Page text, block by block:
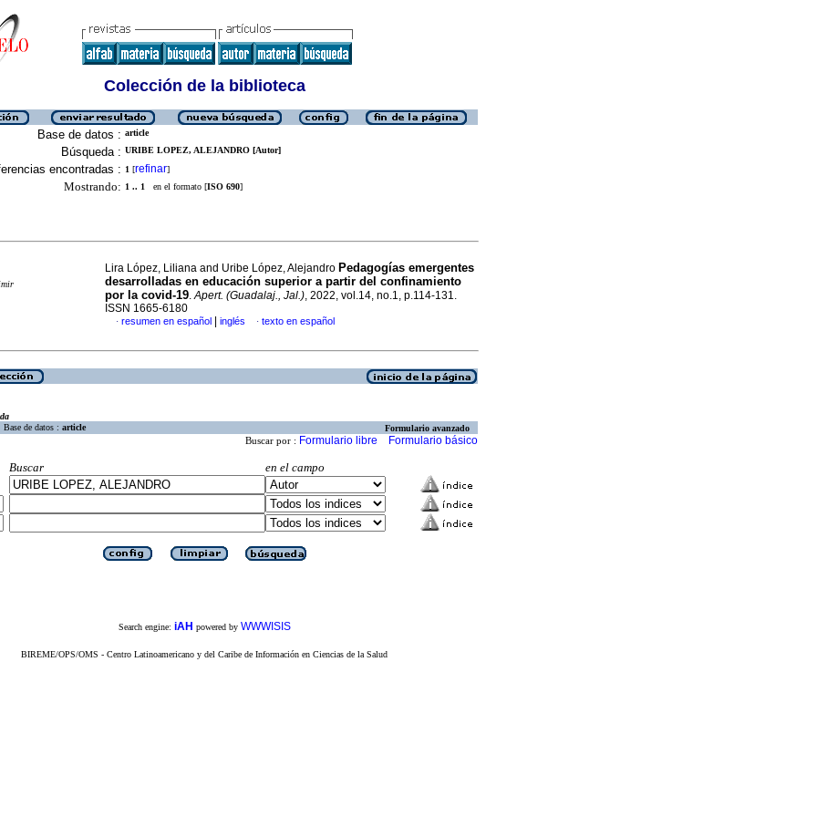
Colección de la biblioteca
Base de datos : article
Búsqueda : URIBE LOPEZ, ALEJANDRO [Autor]
encontradas : 1 [refinar]
Mostrando: 1 .. 1 en el formato [ISO 690]
Lira López, Liliana and Uribe López, Alejandro Pedagogías emergentes
desarrolladas en educación superior a partir del confinamiento
por la covid-19.Apert. (Guadalaj., Jal.), 2022, vol.14, no.1, p.114-131.
ISSN 1665-6180
· resumen en español inglés · texto en español
Base de datos : article Formulario avanzado
Buscar por : Formulario libre Formulario básico
Buscar
en el campo
Search engine: iAH powered by WWWISIS
BIREME/OPS/OMS - Centro Latinoamericano y del Caribe de Información en Ciencias de la Salud